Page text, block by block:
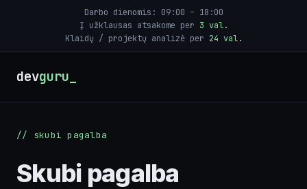
Darbo dienomis: 09:00 – 18:00
Į užklausas atsakome per 3 val.
Klaidų / projektų analizė per 24 val.
devguru
Svetainių priežiūra
Skubi pagalba
// skubi pagalba
Skubi pagalba